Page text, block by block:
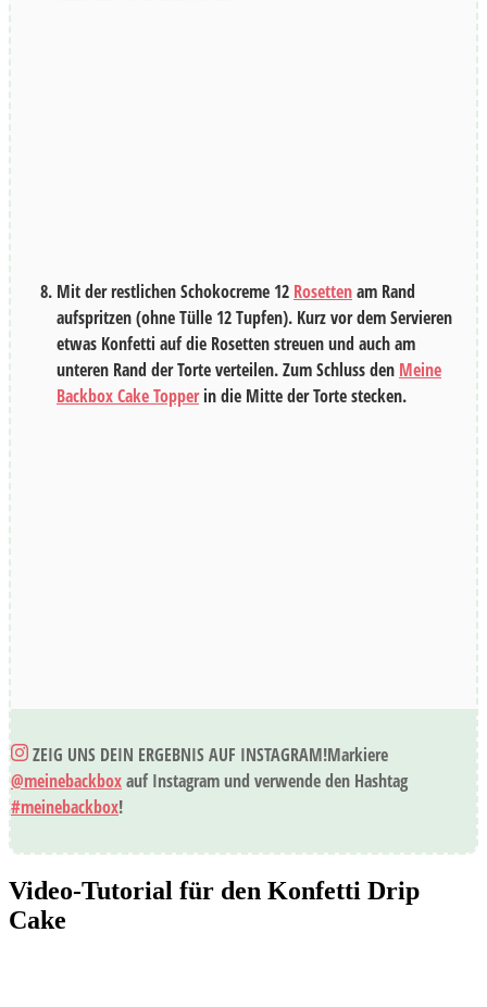
Mit der restlichen Schokocreme 12 Rosettenam Rand
aufspritzen (ohne Tülle 12Tupfen). Kurz vor dem Servieren
etwas Konfetti auf die Rosetten streuen und auch am
unteren Rand der Torte verteilen. Zum Schluss den Meine
Backbox Cake Topperin die Mitte der Torte stecken.
ZEIG UNS DEIN ERGEBNIS AUF INSTAGRAM!Markiere
@meinebackboxauf Instagram und verwende den Hashtag
#meinebackbox!
Video-Tutorial für den Konfetti Drip
Cake